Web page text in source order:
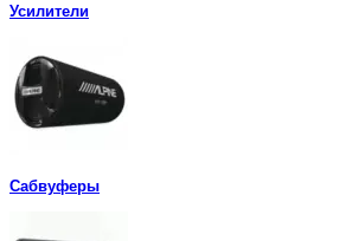
Усилители
Сабвуферы